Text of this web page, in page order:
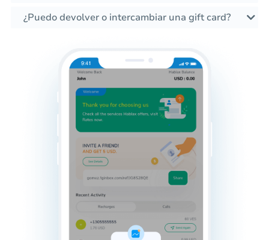
¿Puedo devolver o intercambiar una gift card?